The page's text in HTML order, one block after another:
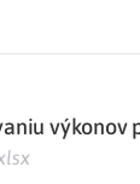
výkonov